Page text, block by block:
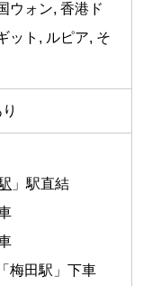
ウォン, 香港ド
ット, ルピア, そ
」駅直結
梅田駅」下車